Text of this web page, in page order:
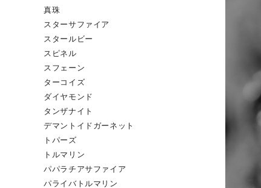
真珠
スターサファイア
スタールビー
スピネル
スフェーン
ターコイズ
ダイヤモンド
タンザナイト
デマントイドガーネット
トパーズ
トルマリン
パパラチアサファイア
パライバトルマリン